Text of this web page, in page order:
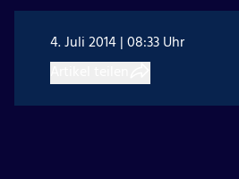
4. Juli 2014 | 08:33 Uhr